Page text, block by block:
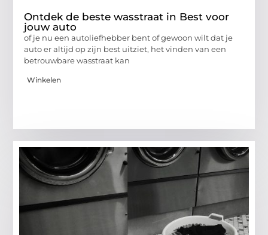
Ontdek de beste wasstraat in Best voor
jouw auto
of je nu een autoliefhebber bent of gewoon wilt dat je
auto er altijd op zijn best uitziet, het vinden van een
betrouwbare wasstraat kan
Winkelen